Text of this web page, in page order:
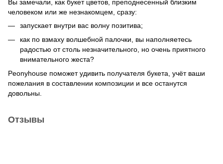
Вы замечали, как букет цветов, преподнесенный близким
человеком или же незнакомцем, сразу:
запускает внутри вас волну позитива;
как по взмаху волшебной палочки, вы наполняетесь
радостью от столь незначительного, но очень приятного
внимательного жеста?
Peonyhouse поможет удивить получателя букета, учёт ваши
пожелания в составлении композиции и все останутся
довольны.
Отзывы